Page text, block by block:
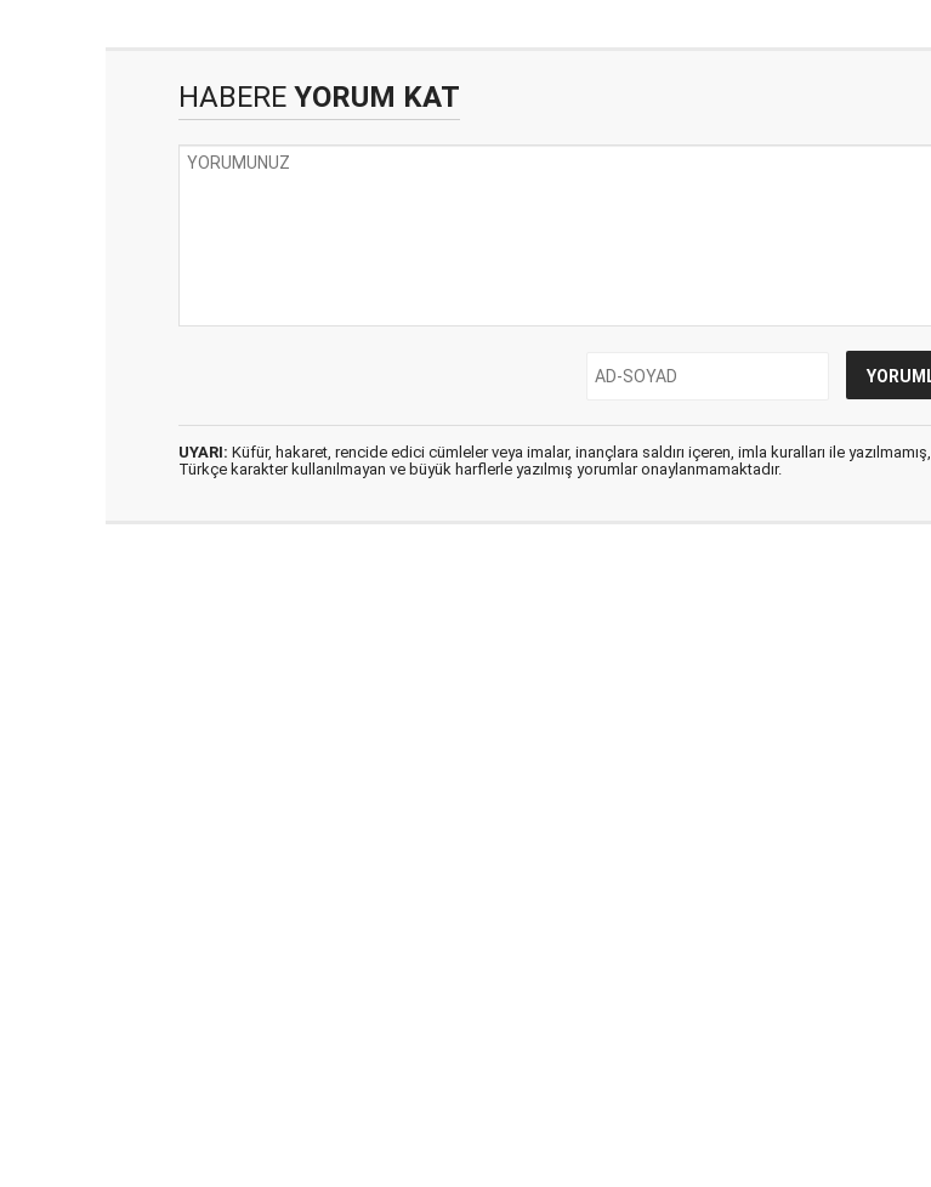
HABERE YORUM KAT
UYARI: Küfür, hakaret, rencide edici cümleler veya imalar, inançlara saldırı içeren, imla kuralları ile yazılmamış,
Türkçe karakter kullanılmayan ve büyük harflerle yazılmış yorumlar onaylanmamaktadır.